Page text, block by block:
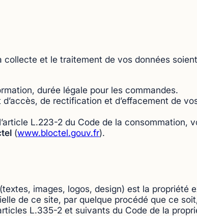
collecte et le traitement de vos données
durée légale pour les commandes.
d’accès, de rectification et d’effacement de
L.223-2 du Code de la consommation,
(www.bloctel.gouv.fr).
images, logos, design) est la propriété
de ce site, par quelque procédé que ce
L.335-2 et suivants du Code de la